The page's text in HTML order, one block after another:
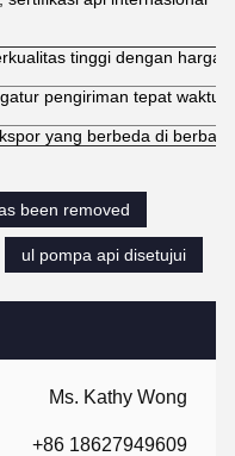
Ms. Kathy Wong
+86 18627949609
tinggi dengan harga
pengiriman tepat waktu,
yang berbeda di
been removed
ul pompa api disetujui